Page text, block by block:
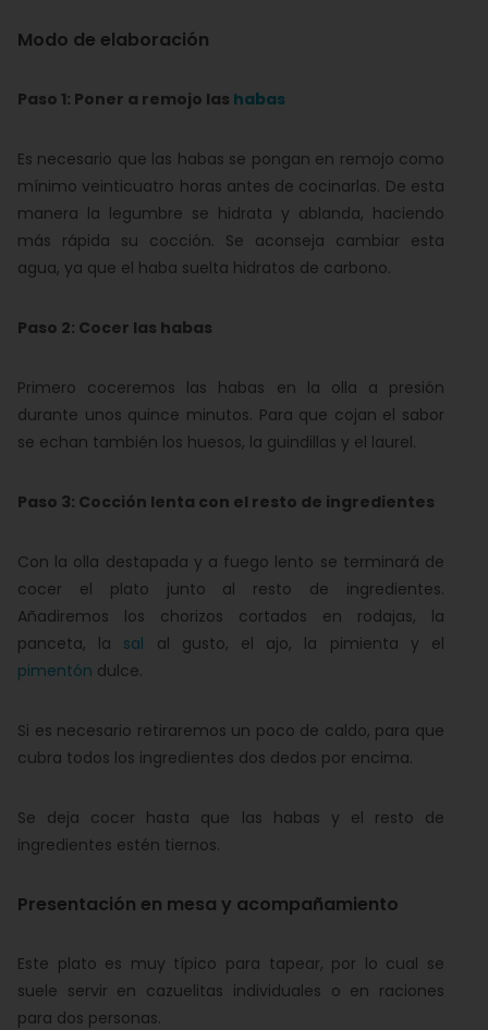
Modo de elaboración
Paso 1: Poner a remojo las habas
Es necesario que las habas se pongan en remojo como
mínimo veinticuatro horas antes de cocinarlas. De esta
manera la legumbre se hidrata y ablanda, haciendo
más rápida su cocción. Se aconseja cambiar esta
agua, ya que el haba suelta hidratos de carbono.
Paso 2: Cocer las habas
Primero coceremos las habas en la olla a presión
durante unos quince minutos. Para que cojan el sabor
se echan también los huesos, la guindillas y el laurel.
Paso 3: Cocción lenta con el resto de ingredientes
Con la olla destapada y a fuego lento se terminará de
cocer el plato junto al resto de ingredientes.
Añadiremos los chorizos cortados en rodajas, la
panceta, la sal al gusto, el ajo, la pimienta y el
pimentón dulce.
Si es necesario retiraremos un poco de caldo, para que
cubra todos los ingredientes dos dedos por encima.
Se deja cocer hasta que las habas y el resto de
ingredientes estén tiernos.
Presentación en mesa y acompañamiento
Este plato es muy típico para tapear, por lo cual se
suele servir en cazuelitas individuales o en raciones
para dos personas.